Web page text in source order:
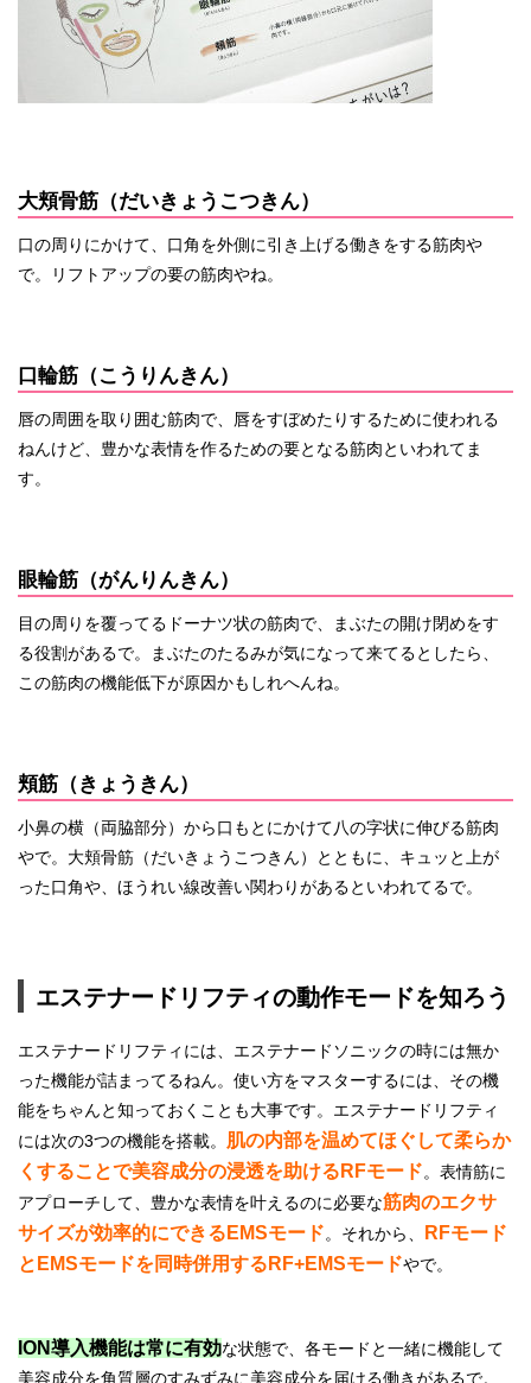
大頬骨筋（だいきょうこつきん）
口の周りにかけて、口角を外側に引き上げる働きをする筋肉や
で。リフトアップの要の筋肉やね。
口輪筋（こうりんきん）
唇の周囲を取り囲む筋肉で、唇をすぼめたりするために使われる
ねんけど、豊かな表情を作るための要となる筋肉といわれてま
す。
眼輪筋（がんりんきん）
目の周りを覆ってるドーナツ状の筋肉で、まぶたの開け閉めをす
る役割があるで。まぶたのたるみが気になって来てるとしたら、
この筋肉の機能低下が原因かもしれへんね。
頬筋（きょうきん）
小鼻の横（両脇部分）から口もとにかけて八の字状に伸びる筋肉
やで。大頬骨筋（だいきょうこつきん）とともに、キュッと上が
った口角や、ほうれい線改善い関わりがあるといわれてるで。
エステナードリフティの動作モードを知ろう
エステナードリフティには、エステナードソニックの時には無か
った機能が詰まってるねん。使い方をマスターするには、その機
能をちゃんと知っておくことも大事です。エステナードリフティ
には次の3つの機能を搭載。 肌の内部を温めてほぐして柔らか
くすることで美容成分の浸透を助けるRFモード。表情筋に
アプローチして、豊かな表情を叶えるのに必要な筋肉のエクサ
サイズが効率的にできるEMSモード。それから、
RFモード
とEMSモードを同時併用するRF+EMSモードやで。
ION導入機能は常に有効な状態で、各モードと一緒に機能して
美容成分を角質層のすみずみに美容成分を届ける働きがあるで。